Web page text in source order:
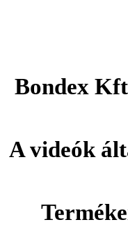
Bondex
A videók